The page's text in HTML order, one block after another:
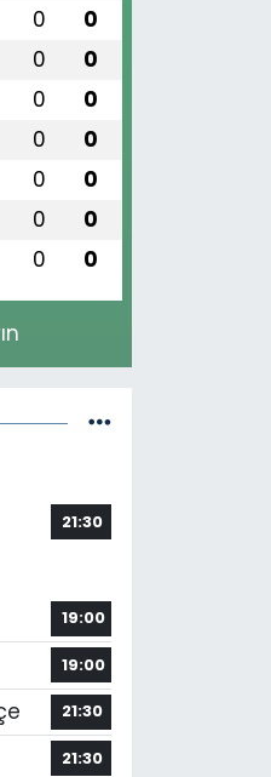
0 0
0 0
0 0
0 0
0 0
0 0
0 0
21:30
19:00
19:00
21:30
21:30